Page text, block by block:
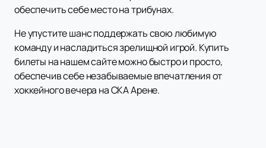
обеспечить себе место на трибунах.
Не упустите шанс поддержать свою любимую
команду и насладиться зрелищной игрой. Купить
билеты на нашем сайте можно быстро и просто,
обеспечив себе незабываемые впечатления от
хоккейного вечера на СКА Арене.